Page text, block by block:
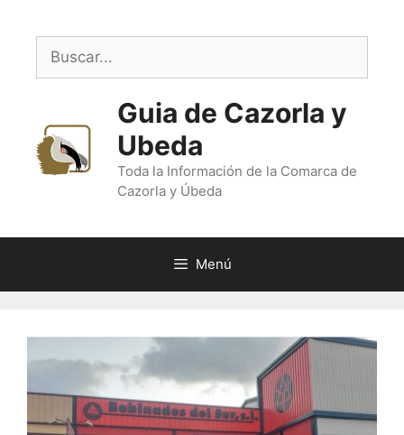
contenido
Buscar:
Guia de Cazorla y
Ubeda
Toda la Información de la Comarca de
Cazorla y Úbeda
Menú